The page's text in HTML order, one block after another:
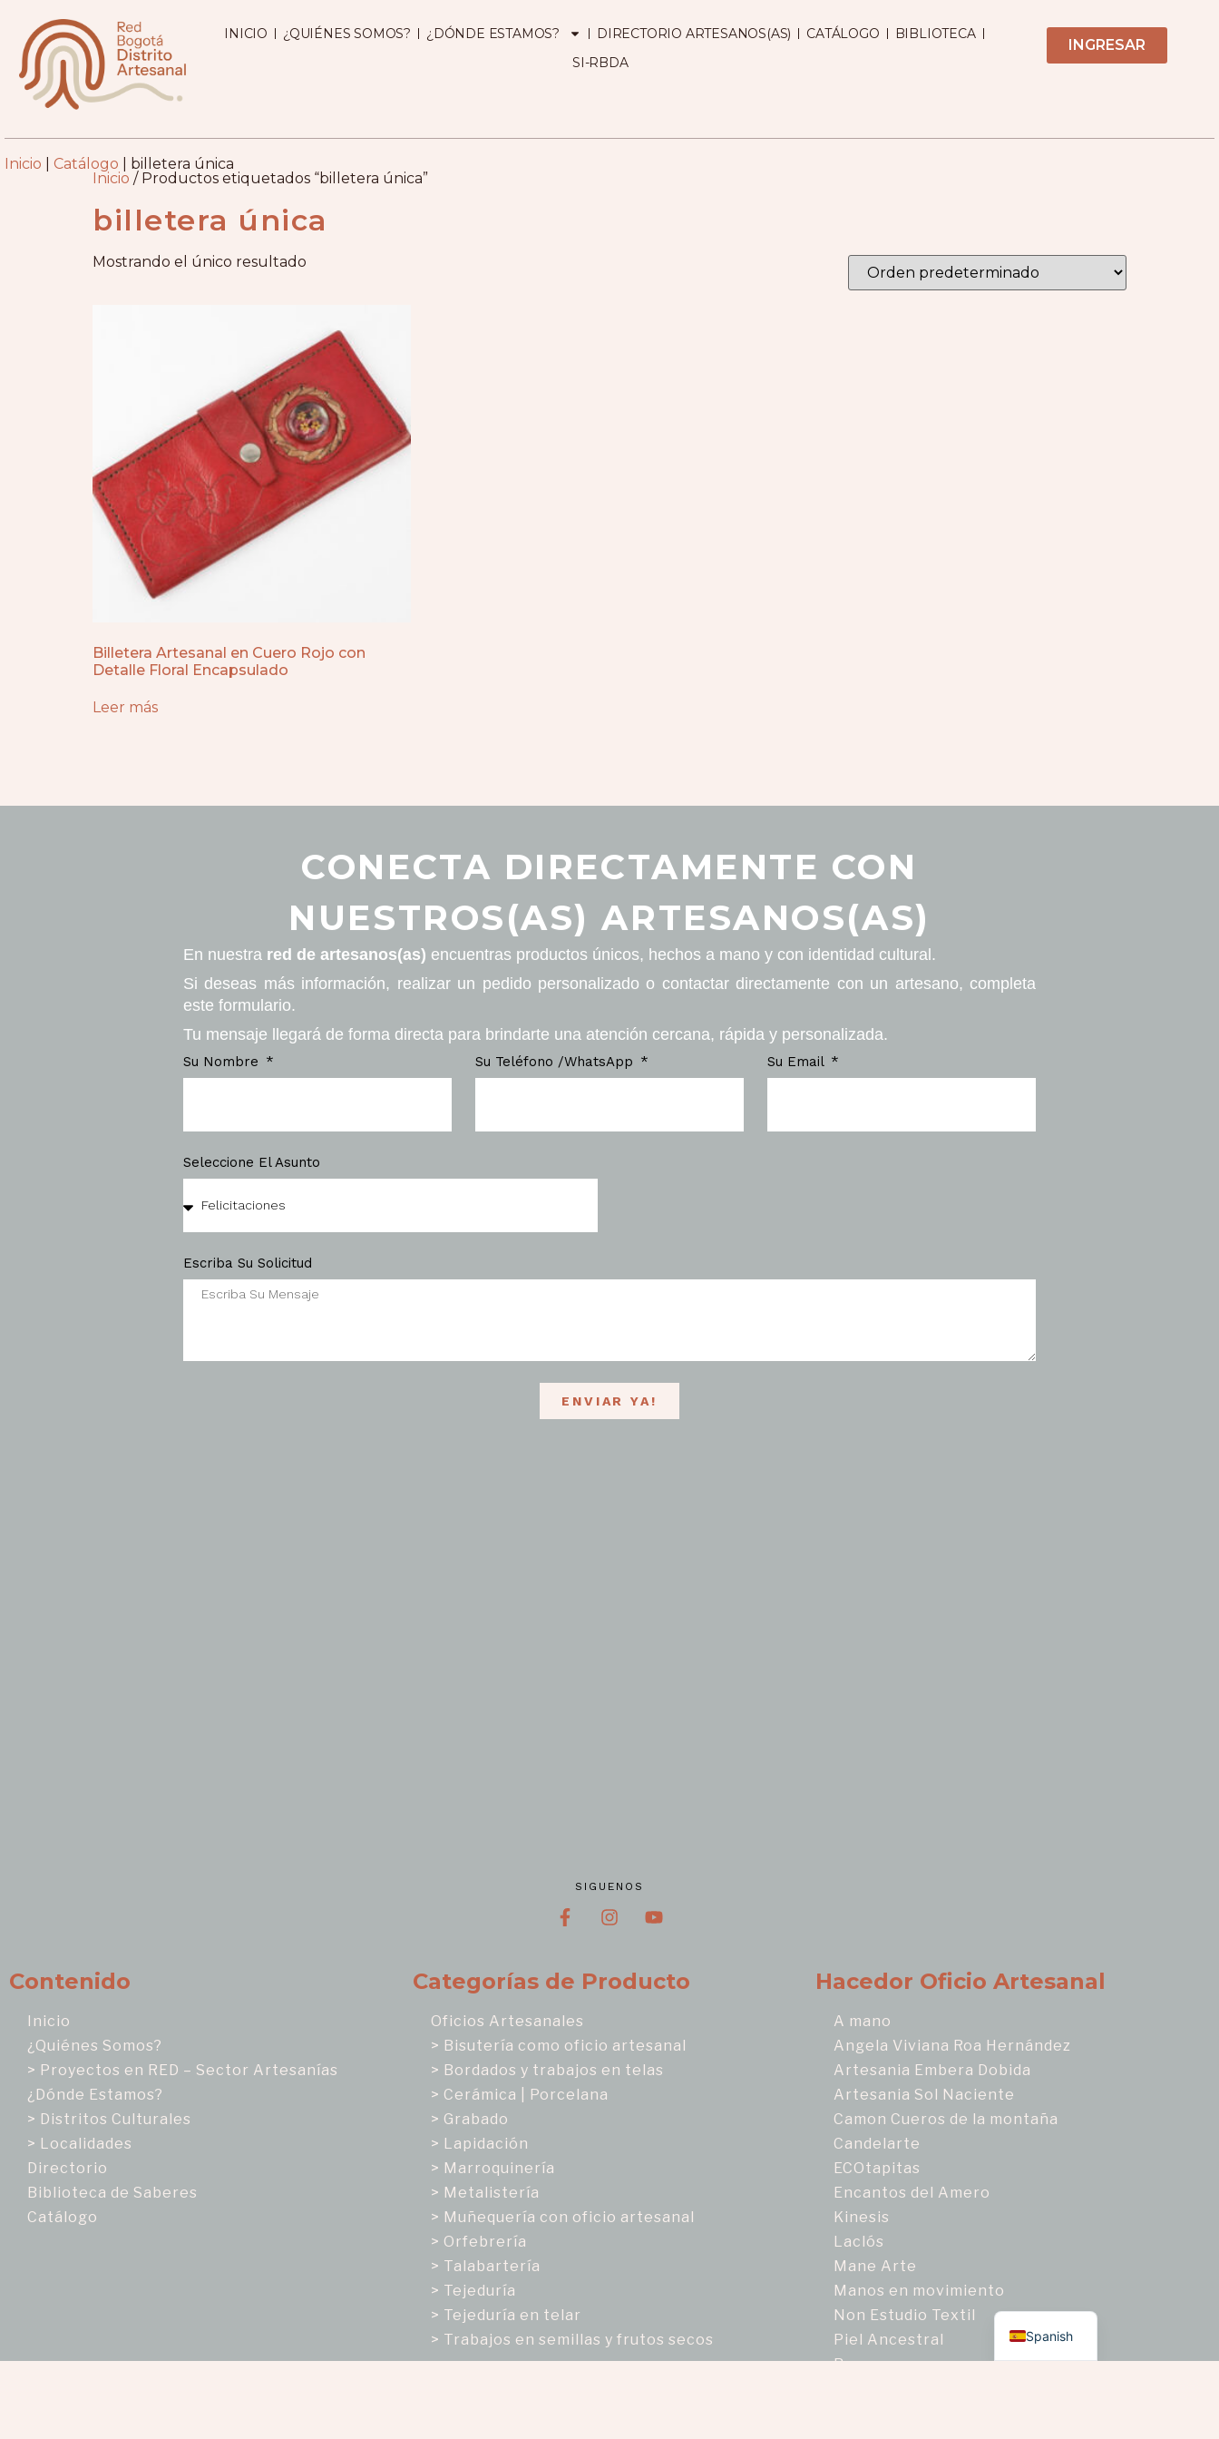
INICIO ¿QUIÉNES SOMOS? ¿DÓNDE ESTAMOS? DIRECTORIO ARTESANOS(AS) CATÁLOGO
BIBLIOTECA
SI-RBDA
INGRESAR
Inicio Catálogo
billetera única
Inicio / Productos etiquetados “billetera única”
billetera única
Mostrando el único resultado
Billetera Artesanal en Cuero Rojo con
Detalle Floral Encapsulado
Leer más
CONECTA DIRECTAMENTE CON
NUESTROS(AS) ARTESANOS(AS)
En nuestra red de artesanos(as) encuentras productos únicos, hechos a mano y con identidad cultural.
Si deseas más información, realizar un pedido personalizado o contactar directamente con un artesano, completa
este formulario.
Tu mensaje llegará de forma directa para brindarte una atención cercana, rápida y personalizada.
Su Nombre Su Teléfono /WhatsApp Su Email
Seleccione El Asunto
Escriba Su Solicitud
ENVIAR YA!
SIGUENOS
Contenido
Inicio
¿Quiénes Somos?
> Proyectos en RED – Sector Artesanías
¿Dónde Estamos?
> Distritos Culturales
> Localidades
Directorio
Biblioteca de Saberes
Catálogo
Categorías de Producto
Oficios Artesanales
> Bisutería como oficio artesanal
> Bordados y trabajos en telas
> Cerámica | Porcelana
> Grabado
> Lapidación
> Marroquinería
> Metalistería
> Muñequería con oficio artesanal
> Orfebrería
> Talabartería
> Tejeduría
> Tejeduría en telar
> Trabajos en semillas y frutos secos
Hacedor Oficio Artesanal
A mano
Angela Viviana Roa Hernández
Artesania Embera Dobida
Artesania Sol Naciente
Camon Cueros de la montaña
Candelarte
ECOtapitas
Encantos del Amero
Kinesis
Laclós
Mane Arte
Manos en movimiento
Non Estudio Textil
Piel Ancestral
Ragam
Spanish